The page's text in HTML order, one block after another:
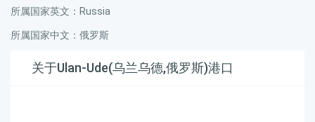
所属国家英文：Russia
所属国家中文：俄罗斯
关于Ulan-Ude(乌兰乌德,俄罗斯)港口